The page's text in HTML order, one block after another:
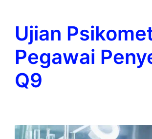
Ujian
Pegawai
Q9